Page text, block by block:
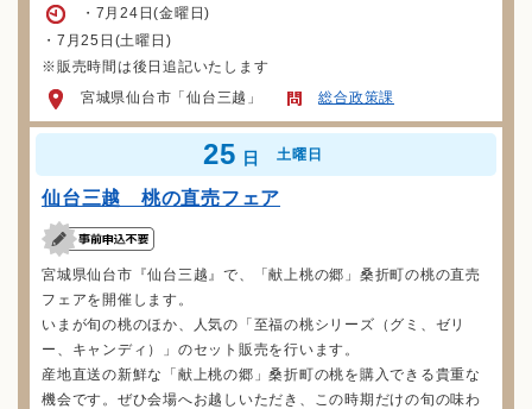
・7月24日(金曜日)
・7月25日(土曜日)
※販売時間は後日追記いたします
宮城県仙台市「仙台三越」
総合政策課
25 日 土曜日
仙台三越 桃の直売フェア
宮城県仙台市『仙台三越』で、「献上桃の郷」桑折町の桃の直売
フェアを開催します。
いまが旬の桃のほか、人気の「至福の桃シリーズ（グミ、ゼリ
ー、キャンディ）」のセット販売を行います。
産地直送の新鮮な「献上桃の郷」桑折町の桃を購入できる貴重な
機会です。ぜひ会場へお越しいただき、この時期だけの旬の味わ